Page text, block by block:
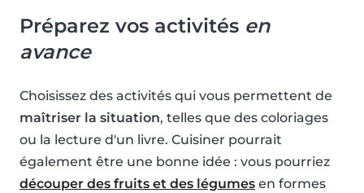
Préparez vos activités en
avance
Choisissez des activités qui vous permettent de
maîtriser la situation, telles que des coloriages
ou la lecture d'un livre. Cuisiner pourrait
également être une bonne idée : vous pourriez
découper des fruits et des légumes en formes